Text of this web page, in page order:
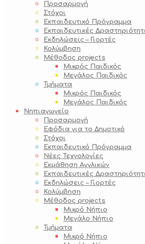
Προσαρμογή
Στόχοι
Εκπαιδευτικό Πρόγραμμα
Εκπαιδευτικές
Εκδηλώσεις – Γιορτές
Κολύμβηση
Μέθοδος projects
Μικρός Παιδικός
Μεγάλος Παιδικός
Τμήματα
Μικρός Παιδικός
Μεγάλος Παιδικός
Νηπιαγωγείο
Προσαρμογή
Εφόδια για το Δημοτικό
Στόχοι
Εκπαιδευτικό Πρόγραμμα
Νέες Τεχνολογίες
Εκμάθηση Αγγλικών
Εκπαιδευτικές
Εκδηλώσεις – Γιορτές
Κολύμβηση
Μέθοδος projects
Μικρό Νήπιο
Μεγάλο Νήπιο
Τμήματα
Μικρό Νήπιο